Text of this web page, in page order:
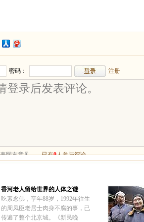
香河老人留给世界的人体之谜
吃素念佛，享年88岁，1992年往生
的周凤臣老居士肉身不腐的事，已
传遍了整个北京城。《新民晚